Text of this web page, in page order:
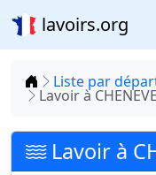
lavoirs.org
Accueil
Liste par
Lavoir à
Lavoir à